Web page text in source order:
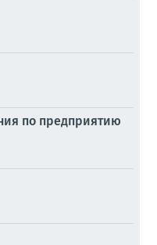
по предприятию